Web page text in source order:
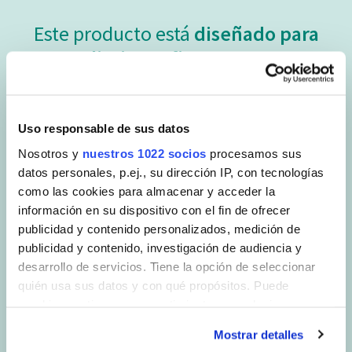
Uso responsable de sus datos
Nosotros y nuestros 1022 socios procesamos sus
datos personales, p.ej., su dirección IP, con tecnologías
como las cookies para almacenar y acceder la
información en su dispositivo con el fin de ofrecer
publicidad y contenido personalizados, medición de
publicidad y contenido, investigación de audiencia y
desarrollo de servicios. Tiene la opción de seleccionar
quién usa sus datos y con qué propósitos. Puede
Mostrar detalles
Este producto está diseñado para
eliminar eficazmente
de eficacia antimicrobiana. Garantizan una higiene perfecta
y actúan en:
BACTERIAS
Fungicida según las normas